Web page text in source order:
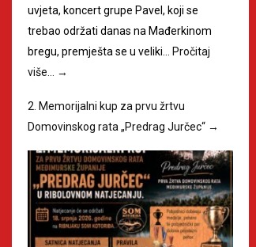
uvjeta, koncert grupe Pavel, koji se
trebao održati danas na Mađerkinom
bregu, premješta se u veliki…
Pročitaj
više…
→
2. Memorijalni kup za prvu žrtvu
Domovinskog rata „Predrag Jurčec“ →